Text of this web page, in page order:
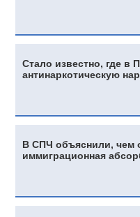
Стало известно, где в
антинаркотическую
В СПЧ объяснили, чем
иммиграционная